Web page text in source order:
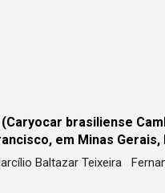
brasiliense
em Minas Gerais,
Baltazar Teixeira